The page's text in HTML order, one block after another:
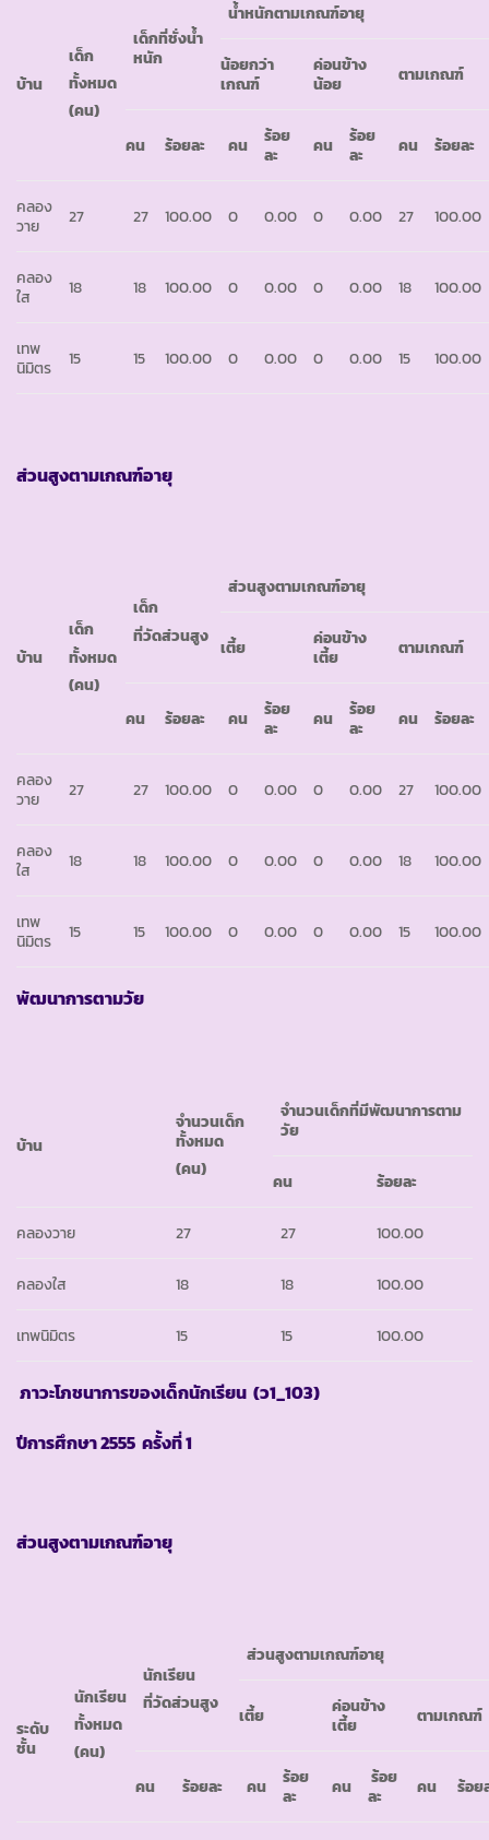
บ้าน
เด็ก
ทั้งหมด
(คน)
เด็กที่ชั่งน้ำ
หนัก
น้ำหนักตามเกณฑ์อายุ
น้อยกว่า
เกณฑ์
ค่อนข้าง
น้อย
ตามเกณฑ์
คน ร้อยละ คน
ร้อย
ละ
คน
ร้อย
ละ
คน ร้อยละ
คลอง
วาย
27 27 100.00 0 0.00 0 0.00 27 100.00
คลอง
ใส
18 18 100.00 0 0.00 0 0.00 18 100.00
เทพ
นิมิตร
15 15 100.00 0 0.00 0 0.00 15 100.00
ส่วนสูงตามเกณฑ์อายุ
บ้าน
เด็ก
ทั้งหมด
(คน)
เด็ก
ที่วัดส่วนสูง
ส่วนสูงตามเกณฑ์อายุ
เตี้ย
ค่อนข้าง
เตี้ย
ตามเกณฑ์
คน ร้อยละ คน
ร้อย
ละ
คน
ร้อย
ละ
คน ร้อยละ
คลอง
วาย
27 27 100.00 0 0.00 0 0.00 27 100.00
คลอง
ใส
18 18 100.00 0 0.00 0 0.00 18 100.00
เทพ
นิมิตร
15 15 100.00 0 0.00 0 0.00 15 100.00
พัฒนาการตามวัย
บ้าน
จำนวนเด็ก
ทั้งหมด
(คน)
จำนวนเด็กที่มีพัฒนาการตาม
วัย
คน ร้อยละ
คลองวาย 27 27 100.00
คลองใส 18 18 100.00
เทพนิมิตร 15 15 100.00
ภาวะโภชนาการของเด็กนักเรียน (ว1_103)
ปีการศึกษา2555 ครั้งที่ 1
ส่วนสูงตามเกณฑ์อายุ
ระดับ
ชั้น
นักเรียน
ทั้งหมด
(คน)
นักเรียน
ที่วัดส่วนสูง
ส่วนสูงตามเกณฑ์อายุ
เตี้ย
ค่อนข้าง
เตี้ย
ตามเกณฑ์
คน ร้อยละ คน
ร้อย
ละ
คน
ร้อย
ละ
คน ร้อย